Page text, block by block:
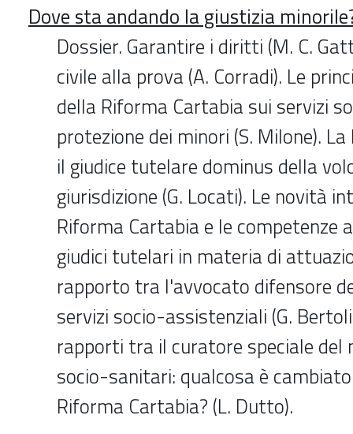
Dove sta andando la giustizia
Dossier. Garantire i diritti (M. C.
civile alla prova (A. Corradi). Le
della Riforma Cartabia sui servizi
protezione dei minori (S. Milone).
il giudice tutelare dominus della
giurisdizione (G. Locati). Le novità
Riforma Cartabia e le competenze
giudici tutelari in materia di
rapporto tra l'avvocato difensore
servizi socio-assistenziali (G.
rapporti tra il curatore speciale del
socio-sanitari: qualcosa è
Riforma Cartabia? (L. Dutto).